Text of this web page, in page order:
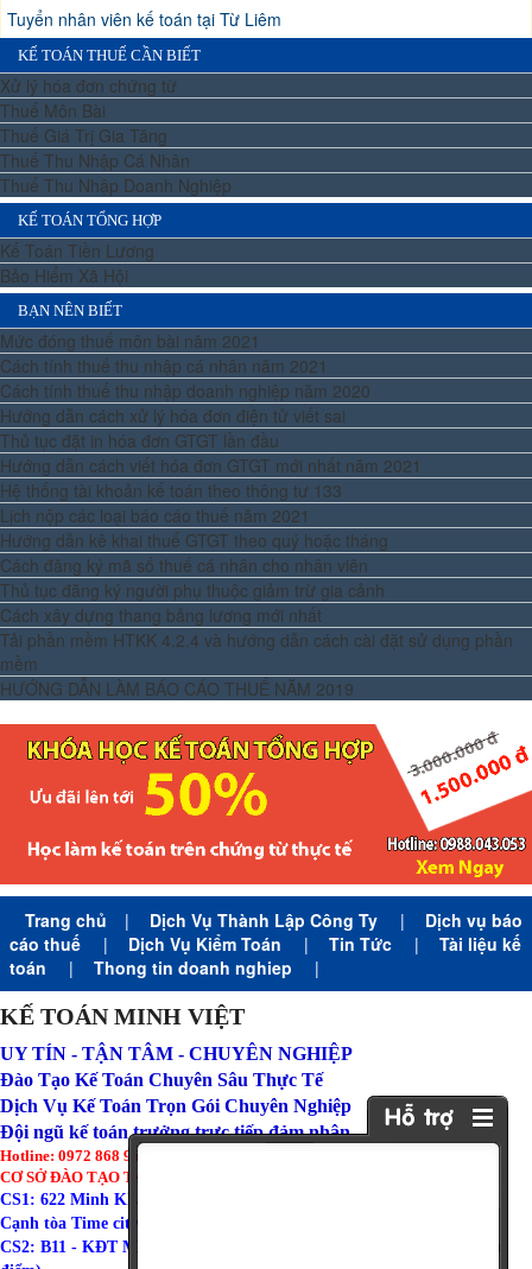
Tuyển nhân viên kế toán tại Từ Liêm
KẾ TOÁN THUẾ CẦN BIẾT
Xử lý hóa đơn chứng từ
Thuế Môn Bài
Thuế Giá Trị Gia Tăng
Thuế Thu Nhập Cá Nhân
Thuế Thu Nhập Doanh Nghiệp
KẾ TOÁN TỔNG HỢP
Kế Toán Tiền Lương
Bảo Hiểm Xã Hội
BẠN NÊN BIẾT
Mức đóng thuế môn bài năm 2021
Cách tính thuế thu nhập cá nhân năm 2021
Cách tính thuế thu nhập doanh nghiệp năm 2020
Hướng dẫn cách xử lý hóa đơn điện tử viết sai
Thủ tục đặt in hóa đơn GTGT lần đầu
Hướng dẫn cách viết hóa đơn GTGT mới nhất năm 2021
Hệ thống tài khoản kế toán theo thông tư 133
Lịch nộp các loại báo cáo thuế năm 2021
Hướng dẫn kê khai thuế GTGT theo quý hoặc tháng
Cách đăng ký mã số thuế cá nhân cho nhân viên
Thủ tục đăng ký người phụ thuộc giảm trừ gia cảnh
Cách xây dựng thang bảng lương mới nhất
Tải phần mềm HTKK 4.2.4 và hướng dẫn cách cài đặt sử dụng phần
mềm
HƯỚNG DẪN LÀM BÁO CÁO THUẾ NĂM 2019
Trang chủ | Dịch Vụ Thành Lập Công Ty |
Dịch vụ báo
cáo thuế
| Dịch Vụ Kiểm Toán | Tin Tức |
Tài liệu kế
toán
| Thong tin doanh nghiep |
KẾ TOÁN MINH VIỆT
UY TÍN - TẬN TÂM - CHUYÊN NGHIỆP
Đào Tạo Kế Toán Chuyên Sâu Thực Tế
Dịch Vụ Kế Toán Trọn Gói Chuyên Nghiệp
Đội ngũ kế toán trưởng trực tiếp đảm nhận
Hotline: 0972 868 960 (Zalo)
CƠ SỞ ĐÀO TẠO TẠI HÀ NỘI:
CS1: 622 Minh Khai - Hai Bà Trưng - Hà Nội ( Tòa Amber Riverside
Cạnh tòa Time city )
CS2: B11 - KĐT Mỹ Đình I - Từ Liêm - Hà Nội ( Gần trường đoàn thị